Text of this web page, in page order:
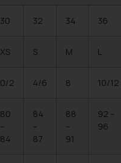
30 32 34 36
XS S M L
0/2 4/6 8 10/12
80
–
84
84
–
87
88
–
91
92 –
96